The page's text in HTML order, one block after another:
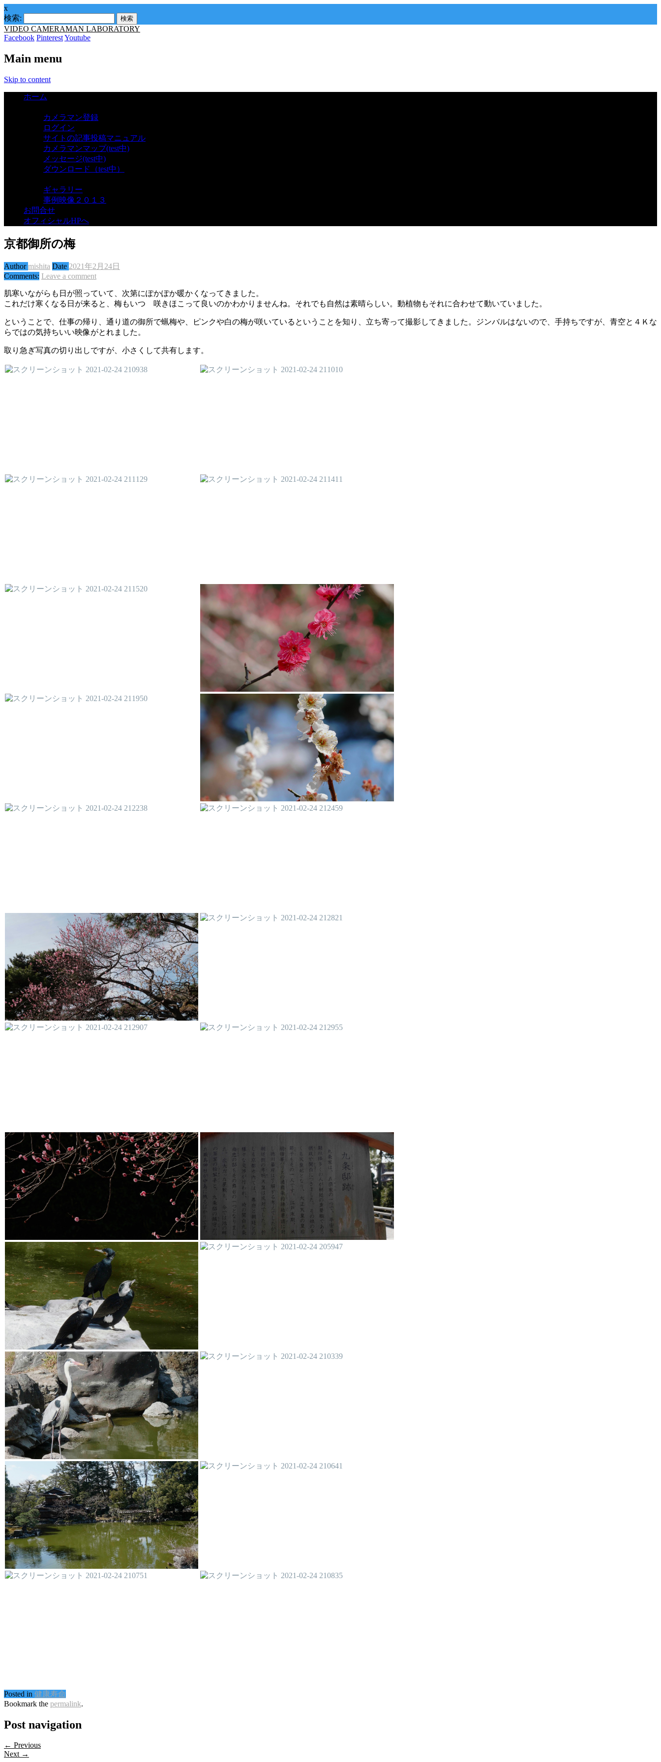
x
検索:
VIDEO CAMERAMAN LABORATORY
Facebook PinterestYoutube
Main menu
Skip to content
ホーム
カメラマン登録
ログイン
サイトの記事投稿マニュアル
カメラマンマップ(test中)
メッセージ(test中)
ダウンロード（test中）
ギャラリー
事例映像２０１３
お問合せ
オフィシャルHPへ
京都御所の梅
Authormishita Date 2021年2月24日
Comments: Leave a comment
肌寒いながらも日が照っていて、次第にぽかぽか暖かくなってきました。
これだけ寒くなる日が来ると、梅もいつ 咲きほこって良いのかわかりませんね。それでも自然は素晴らしい。動植物もそれに合わせて動いていました。
ということで、仕事の帰り、通り道の御所で蝋梅や、ピンクや白の梅が咲いているということを知り、立ち寄って撮影してきました。ジンバルはないので、手持ちですが、青空と４Ｋな
らではの気持ちいい映像がとれました。
取り急ぎ写真の切り出しですが、小さくして共有します。
Posted in 健康寿命
Bookmark the permalink.
Post navigation
← Previous
Next →